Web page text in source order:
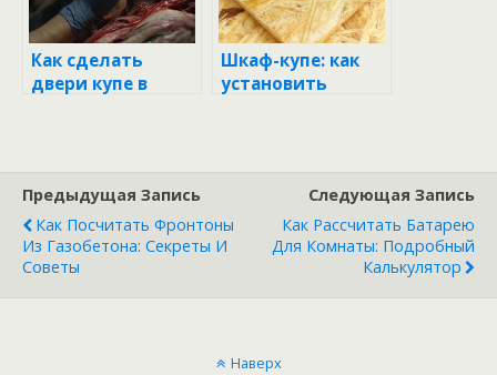
Как сделать
двери купе в
Шкаф-купе: как
установить
Предыдущая Запись
Как Посчитать Фронтоны
Из Газобетона: Секреты И
Советы
Следующая Запись
Как Рассчитать Батарею
Для Комнаты: Подробный
Калькулятор
Наверх